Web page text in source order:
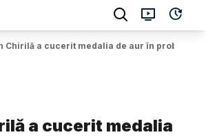
Chirilă a cucerit medalia de aur în proba de
a cucerit medalia